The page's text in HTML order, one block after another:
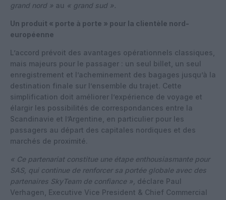
grand nord » au « grand sud ».
Un produit « porte à porte » pour la clientèle nord-
européenne
L’accord prévoit des avantages opérationnels classiques,
mais majeurs pour le passager : un seul billet, un seul
enregistrement et l’acheminement des bagages jusqu’à la
destination finale sur l’ensemble du trajet. Cette
simplification doit améliorer l’expérience de voyage et
élargir les possibilités de correspondances entre la
Scandinavie et l’Argentine, en particulier pour les
passagers au départ des capitales nordiques et des
marchés de proximité.
« Ce partenariat constitue une étape enthousiasmante pour
SAS, qui continue de renforcer sa portée globale avec des
partenaires SkyTeam de confiance », déclare Paul
Verhagen, Executive Vice President & Chief Commercial